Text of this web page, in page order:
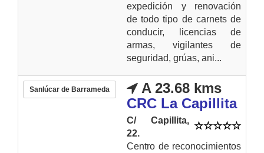
expedición y renovación
de todo tipo de carnets de
conducir, licencias de
armas, vigilantes de
seguridad, grúas, ani...
Sanlúcar de Barrameda
A 23.68 kms
CRC La Capillita
C/ Capillita,
22.
Centro de reconocimientos